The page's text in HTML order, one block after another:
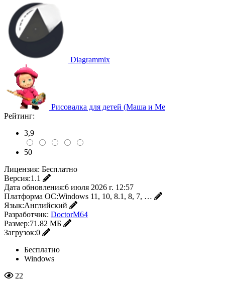
Diagrammix
Рисовалка для детей (Маша и Ме
Рейтинг:
3,9
50
Лицензия: Бесплатно
Версия:1.1
Дата обновления:6 июля 2026 г. 12:57
Платформа ОС:Windows 11, 10, 8.1, 8, 7, …
Язык:Английский
Разработчик: DoctorM64
Размер:71.82 МБ
Загрузок:0
Бесплатно
Windows
22